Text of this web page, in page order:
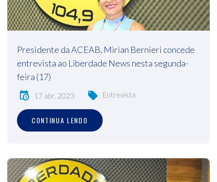
Presidente da ACEAB, Mirian Bernieri concede
entrevista ao Liberdade News nesta segunda-
feira (17)
17 abr, 2023 Entrevista
CONTINUA LENDO